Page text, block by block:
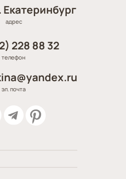
Екатеринбург
адрес
228 88 32
телефон
эл. почта